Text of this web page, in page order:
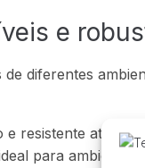
e
diferentes
resistente até 204
para ambientes